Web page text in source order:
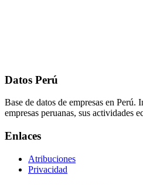
Datos Perú
Base de datos de empresas en Perú.
empresas peruanas, sus actividades
Enlaces
Atribuciones
Privacidad